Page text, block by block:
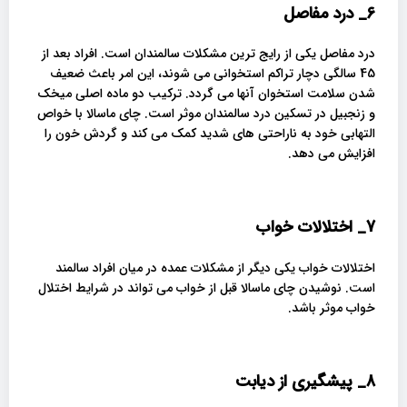
6_ درد مفاصل
درد مفاصل یکی از رایج ترین مشکلات سالمندان است. افراد بعد از
45 سالگی دچار تراکم استخوانی می شوند، این امر باعث ضعیف
شدن سلامت استخوان آنها می گردد. ترکیب دو ماده اصلی میخک
و زنجبیل در تسکین درد سالمندان موثر است. چای ماسالا با خواص
التهابی خود به ناراحتی های شدید کمک می کند و گردش خون را
افزایش می دهد.
7_ اختلالات خواب
اختلالات خواب یکی دیگر از مشکلات عمده در میان افراد سالمند
است. نوشیدن چای ماسالا قبل از خواب می تواند در شرایط اختلال
خواب موثر باشد.
8_ پیشگیری از دیابت